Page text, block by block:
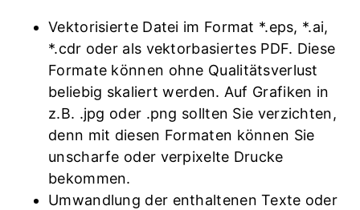
Vektorisierte Datei im Format *.eps, *.ai,
*.cdr oder als vektorbasiertes PDF. Diese
Formate können ohne Qualitätsverlust
beliebig skaliert werden. Auf Grafiken in
z.B. .jpg oder .png sollten Sie verzichten,
denn mit diesen Formaten können Sie
unscharfe oder verpixelte Drucke
bekommen.
Umwandlung der enthaltenen Texte oder